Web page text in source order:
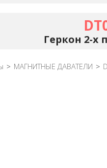
Геркон 2-х
> МАГНИТНЫЕ ДАВАТЕЛИ >